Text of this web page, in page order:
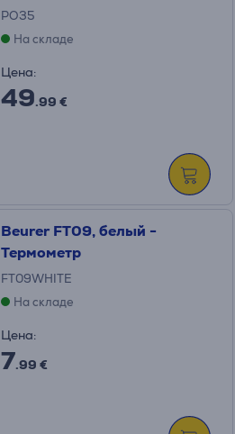
PO35
На складе
Цена:
49.99 €
Beurer FT09, белый -
Термометр
FT09WHITE
На складе
Цена:
7.99 €